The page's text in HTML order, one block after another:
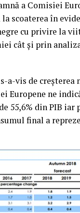
a Comisiei
scoaterea în
cu privire la
cât şi prin
a-vis de creşterea
Europene ne
55,6% din PIB iar
final a